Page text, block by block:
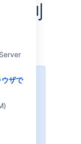
ザで
利
バイス
び